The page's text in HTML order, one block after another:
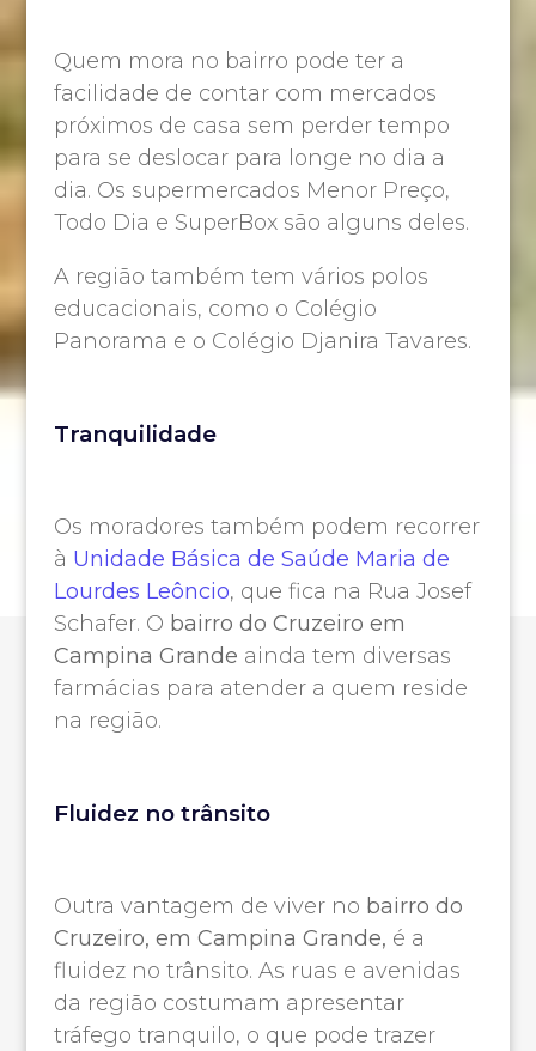
Quem mora no bairro pode ter a
facilidade de contar com mercados
próximos de casa sem perder tempo
para se deslocar para longe no dia a
dia. Os supermercados Menor Preço,
Todo Dia e SuperBox são alguns deles.
A região também tem vários polos
educacionais, como o Colégio
Panorama e o Colégio Djanira Tavares.
Tranquilidade
Os moradores também podem recorrer
à Unidade Básica de Saúde Maria de
Lourdes Leôncio, que fica na Rua Josef
Schafer. O bairro do Cruzeiro em
Campina Grande ainda tem diversas
farmácias para atender a quem reside
na região.
Fluidez no trânsito
Outra vantagem de viver no bairro do
Cruzeiro, em Campina Grande, é a
fluidez no trânsito. As ruas e avenidas
da região costumam apresentar
tráfego tranquilo, o que pode trazer